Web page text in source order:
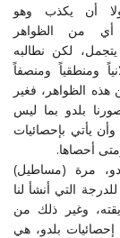
ولا أن يكذب وهو
من الظواهر
يتجمل، لكن نطالبه
ومنطقياً ومنصفاً
الظواهر، فغير
بلدو بما ليس
يأتي بإحصائيات
أحصاها.
مرة (مساطيل)
التي أنشأ لنا
وغير ذلك من
إحصائيات بلدو، هي